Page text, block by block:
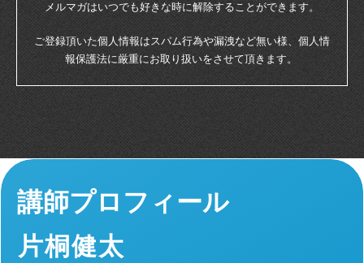
メルマガはいつでも好きな時に解除することができます。
ご登録頂いた個人情報はスパム行為や漏洩など無い様、個人情
報保護法に厳重にお取り扱いをさせて頂きます。
講師プロフィール
片桐健太